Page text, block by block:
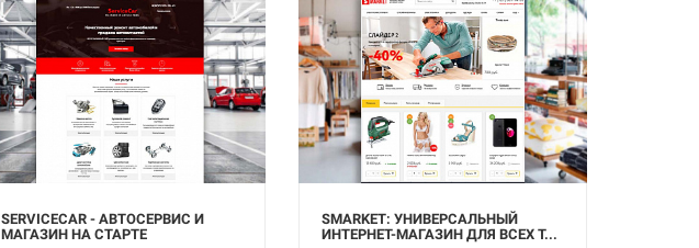
SERVICECAR - АВТОСЕРВИС И
МАГАЗИН НА СТАРТЕ
SMARKET: УНИВЕРСАЛЬНЫЙ
ИНТЕРНЕТ-МАГАЗИН ДЛЯ ВСЕХ Т...